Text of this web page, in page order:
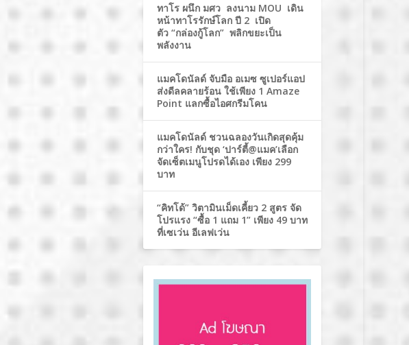
ทาโร ผนึก มศว ลงนาม MOU เดิน
หน้าทาโรรักษ์โลก ปี 2 เปิด
ตัว “กล่องกู้โลก” พลิกขยะเป็น
พลังงาน
แมคโดนัลด์ จับมือ อเมซ ซูเปอร์แอป
ส่งดีลคลายร้อน ใช้เพียง 1 Amaze
Point แลกซื้อไอศกรีมโคน
แมคโดนัลด์ ชวนฉลองวันเกิดสุดคุ้ม
กว่าใคร! กับชุด ‘ปาร์ตี้@แมค’เลือก
จัดเซ็ตเมนูโปรดได้เอง เพียง 299
บาท
“คิทโด้” วิตามินเม็ดเคี้ยว 2 สูตร จัด
โปรแรง “ซื้อ 1 แถม 1” เพียง 49 บาท
ที่เซเว่น อีเลฟเว่น